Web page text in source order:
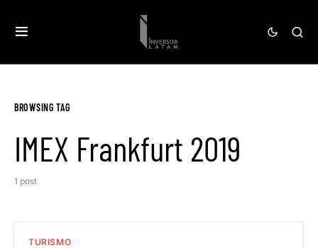
BROWSING TAG
IMEX Frankfurt 2019
1 post
TURISMO